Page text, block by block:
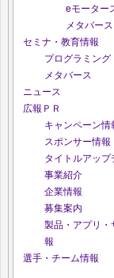
eモーター
メタバース
セミナ・教育情報
プログラミング
メタバース
ニュース
広報ＰＲ
キャンペーン情
スポンサー情報
タイトルアップ
事業紹介
企業情報
募集案内
製品・アプリ・
報
選手・チーム情報